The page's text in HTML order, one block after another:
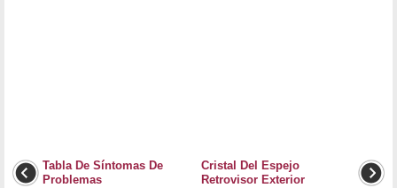
Tabla De Síntomas De
Problemas
Cristal Del Espejo
Retrovisor Exterior